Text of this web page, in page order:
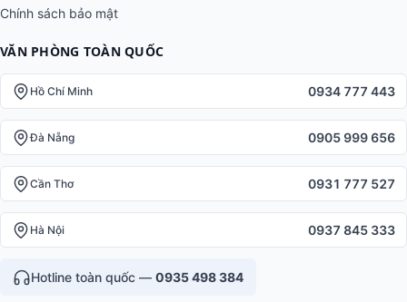
Chính sách bảo mật
VĂN PHÒNG TOÀN QUỐC
Hồ Chí Minh 0934 777 443
Đà Nẵng 0905 999 656
Cần Thơ 0931 777 527
Hà Nội 0937 845 333
Hotline toàn quốc — 0935 498 384